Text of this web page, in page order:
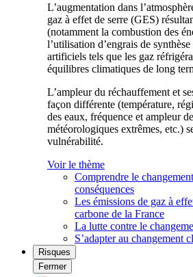
L’augmentation dans
gaz à effet de serre (GES)
(notamment la combustion des
l’utilisation d’engrais de
artificiels tels que les gaz
équilibres climatiques de long
L’ampleur du réchauffement et
façon différente (température,
des eaux, fréquence et ampleur
météorologiques extrêmes, etc.)
vulnérabilité.
Voir le thème
Comprendre le
conséquences
Les émissions de gaz à
carbone de la France
La lutte contre le
S’adapter au changement
Risques
Fermer